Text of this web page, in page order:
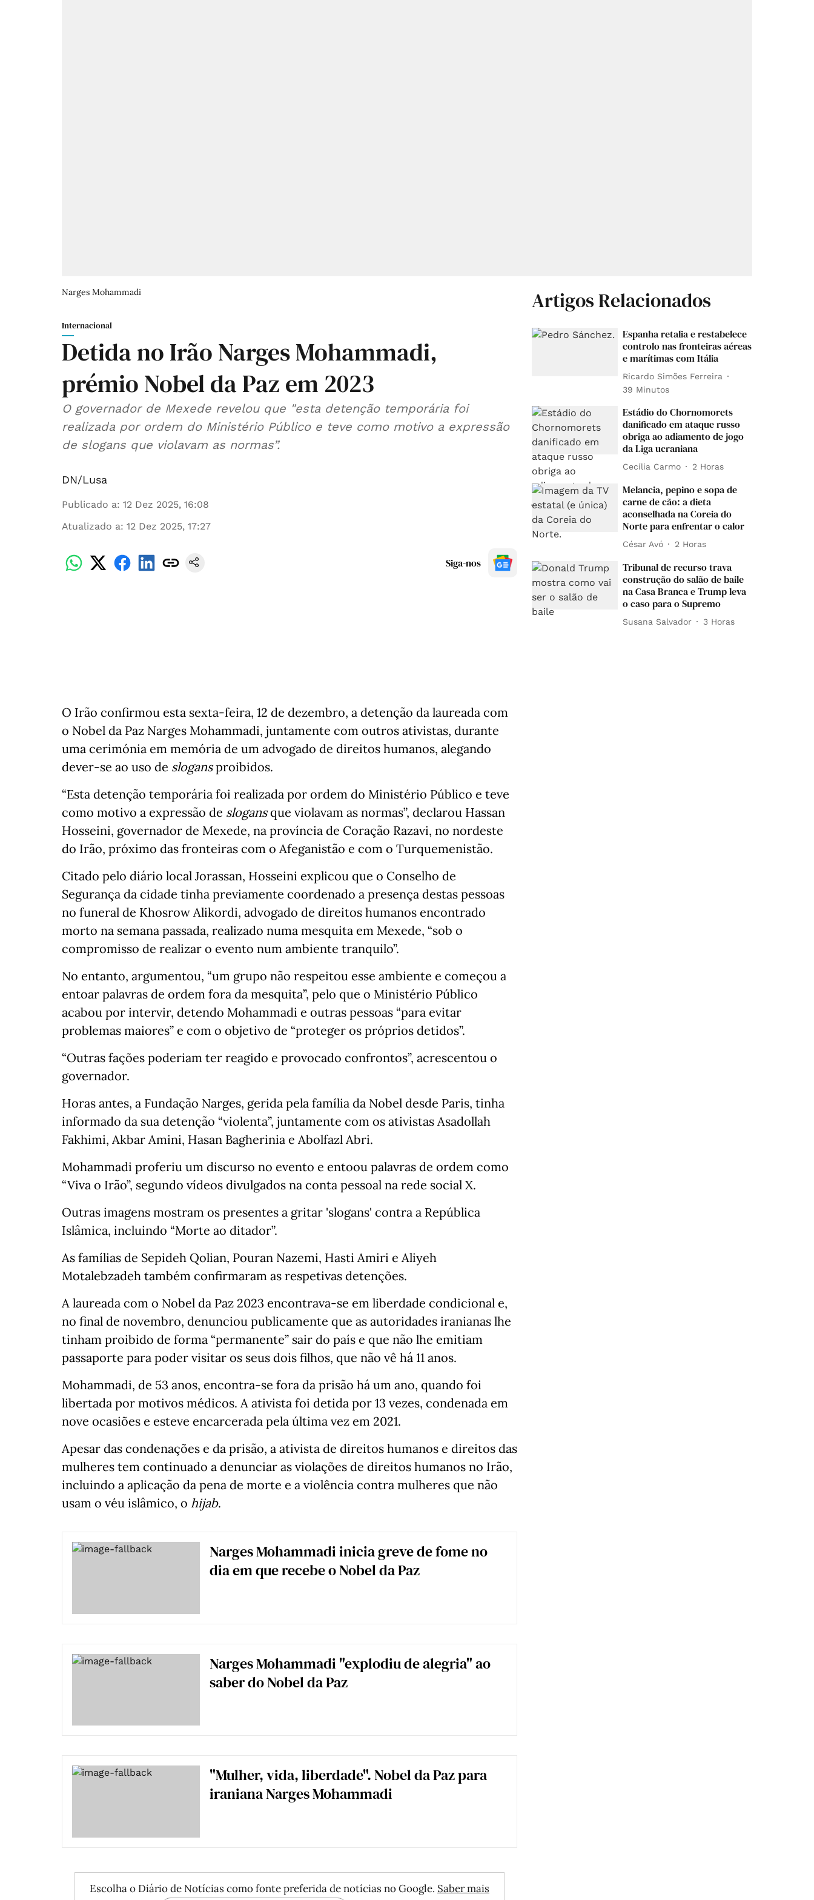
Narges Mohammadi
Internacional
Detida no Irão Narges Mohammadi,
prémio Nobel da Paz em 2023
O governador de Mexede revelou que "esta detenção temporária foi
realizada por ordem do Ministério Público e teve como motivo a expressão
de slogans que violavam as normas”.
DN/Lusa
Publicado a: 12 Dez 2025, 16:08
Atualizado a: 12 Dez 2025, 17:27
Siga-nos
O Irão confirmou esta sexta-feira, 12 de dezembro, a detenção da laureada com
o Nobel da Paz Narges Mohammadi, juntamente com outros ativistas, durante
uma cerimónia em memória de um advogado de direitos humanos, alegando
dever-se ao uso de slogansproibidos.
“Esta detenção temporária foi realizada por ordem do Ministério Público e teve
como motivo a expressão de slogansque violavam as normas”, declarou Hassan
Hosseini, governador de Mexede, na província de Coração Razavi, no nordeste
do Irão, próximo das fronteiras com o Afeganistão e com o Turquemenistão.
Citado pelo diário local Jorassan, Hosseini explicou que o Conselho de
Segurança da cidade tinha previamente coordenado a presença destas pessoas
no funeral de Khosrow Alikordi, advogado de direitos humanos encontrado
morto na semana passada, realizado numa mesquita em Mexede, “sob o
compromisso de realizar o evento num ambiente tranquilo”.
No entanto, argumentou, “um grupo não respeitou esse ambiente e começou a
entoar palavras de ordem fora da mesquita”, pelo que o Ministério Público
acabou por intervir, detendo Mohammadi e outras pessoas “para evitar
problemas maiores” e com o objetivo de “proteger os próprios detidos”.
“Outras fações poderiam ter reagido e provocado confrontos”, acrescentou o
governador.
Horas antes, a Fundação Narges, gerida pela família da Nobel desde Paris, tinha
informado da sua detenção “violenta”, juntamente com os ativistas Asadollah
Fakhimi, Akbar Amini, Hasan Bagherinia e Abolfazl Abri.
Mohammadi proferiu um discurso no evento e entoou palavras de ordem como
“Viva o Irão”, segundo vídeos divulgados na conta pessoal na rede social X.
Outras imagens mostram os presentes a gritar 'slogans' contra a República
Islâmica, incluindo “Morte ao ditador”.
As famílias de Sepideh Qolian, Pouran Nazemi, Hasti Amiri e Aliyeh
Motalebzadeh também confirmaram as respetivas detenções.
A laureada com o Nobel da Paz 2023 encontrava-se em liberdade condicional e,
no final de novembro, denunciou publicamente que as autoridades iranianas lhe
tinham proibido de forma “permanente” sair do país e que não lhe emitiam
passaporte para poder visitar os seus dois filhos, que não vê há 11 anos.
Mohammadi, de 53 anos, encontra-se fora da prisão há um ano, quando foi
libertada por motivos médicos. A ativista foi detida por 13 vezes, condenada em
nove ocasiões e esteve encarcerada pela última vez em 2021.
Apesar das condenações e da prisão, a ativista de direitos humanos e direitos das
mulheres tem continuado a denunciar as violações de direitos humanos no Irão,
incluindo a aplicação da pena de morte e a violência contra mulheres que não
usam o véu islâmico, o hijab.
Narges Mohammadi inicia greve de fome no
dia em que recebe o Nobel da Paz
Narges Mohammadi "explodiu de alegria" ao
saber do Nobel da Paz
"Mulher, vida, liberdade". Nobel da Paz para
iraniana Narges Mohammadi
Escolha o Diário de Notícias como fonte preferida de notícias no Google. Saber mais
Artigos Relacionados
Espanha retalia e restabelece
controlo nas fronteiras aéreas
e marítimas com Itália
Ricardo Simões Ferreira
39 Minutos
Estádio do Chornomorets
danificado em ataque russo
obriga ao adiamento de jogo
da Liga ucraniana
Cecília Carmo 2 Horas
Melancia, pepino e sopa de
carne de cão: a dieta
aconselhada na Coreia do
Norte para enfrentar o calor
César Avó 2 Horas
Tribunal de recurso trava
construção do salão de baile
na Casa Branca e Trump leva
o caso para o Supremo
Susana Salvador 3 Horas